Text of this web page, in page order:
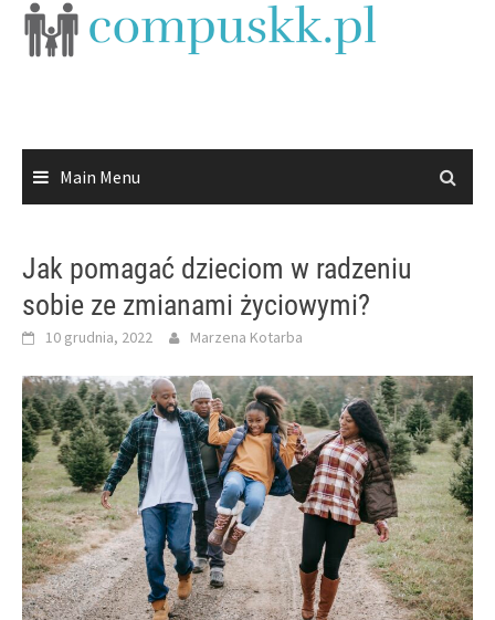
Skip
Main Menu
Jak pomagać dzieciom w radzeniu
sobie ze zmianami życiowymi?
10 grudnia, 2022 Marzena Kotarba